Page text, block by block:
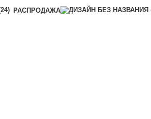
РАСПРОДАЖА